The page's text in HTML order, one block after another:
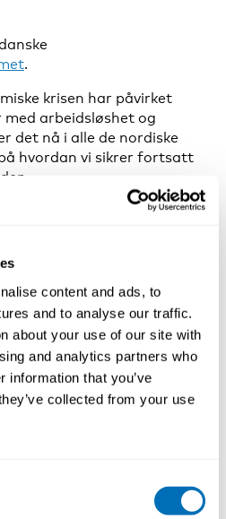
content and ads, to
and to analyse our traffic.
about your use of our site with
and analytics partners who
information that you’ve
collected from your use
.
krisen har påvirket
arbeidsløshet og
det nå i alle de nordiske
hvordan vi sikrer fortsatt
det helt riktig når det
har vi i
til å styrke hverandre, lære av
nye løsninger.
fokuserer på en rekke
som har direkte betydninger
eksempel utvikling av
av arbeidsløshet blant
nordisk mote- og
land og regioner som i
og kunnskap om våre